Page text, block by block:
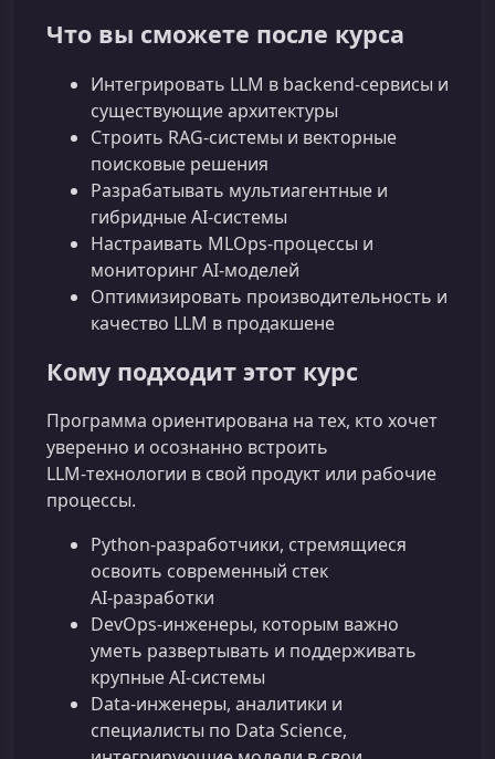
Что вы сможете после курса
Интегрировать LLM в backend‑сервисы и
существующие архитектуры
Строить RAG‑системы и векторные
поисковые решения
Разрабатывать мультиагентные и
гибридные AI‑системы
Настраивать MLOps-процессы и
мониторинг AI‑моделей
Оптимизировать производительность и
качество LLM в продакшене
Кому подходит этот курс
Программа ориентирована на тех, кто хочет
уверенно и осознанно встроить
LLM‑технологии в свой продукт или рабочие
процессы.
Python‑разработчики, стремящиеся
освоить современный стек
AI‑разработки
DevOps‑инженеры, которым важно
уметь развертывать и поддерживать
крупные AI‑системы
Data‑инженеры, аналитики и
специалисты по Data Science,